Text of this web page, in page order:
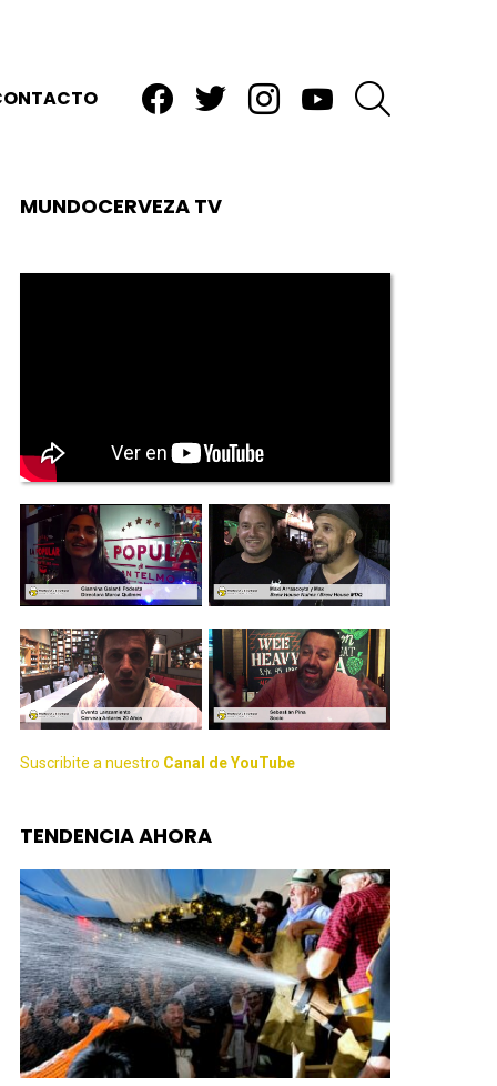
MUNDOCERVEZA TV
Suscribite a nuestro Canal de YouTube
TENDENCIA AHORA